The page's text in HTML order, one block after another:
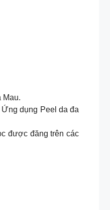
Mau.
dụng Peel da đa
được đăng trên các